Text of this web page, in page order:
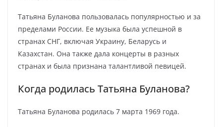
Татьяна Буланова пользовалась популярностью и за
пределами России. Ее музыка была успешной в
странах СНГ, включая Украину, Беларусь и
Казахстан. Она также дала концерты в разных
странах и была признана талантливой певицей.
Когда родилась Татьяна Буланова?
Татьяна Буланова родилась 7 марта 1969 года.